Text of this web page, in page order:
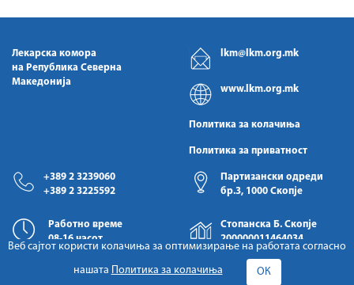
Лекарска комора
на Република Северна
Македонија
lkm@lkm.org.mk
www.lkm.org.mk
Политика за колачиња
Политика за приватност
+389 2 3239060
+389 2 3225592
Партизански одреди
бр.3, 1000 Скопје
Работно време
08-16 часот
Стопанска Б. Скопје
200000011464034
Веб сајтот користи колачиња за оптимизирање на работата согласно
нашата
Политика за колачиња ОК